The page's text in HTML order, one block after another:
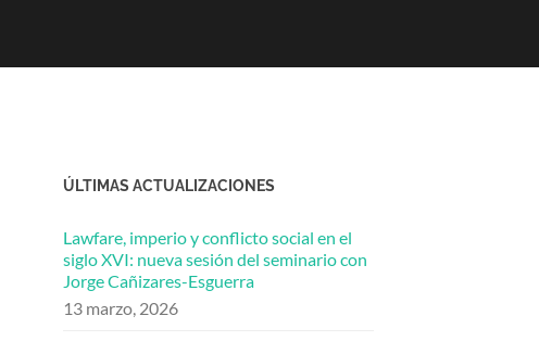
ÚLTIMAS ACTUALIZACIONES
Lawfare, imperio y conflicto social en el
siglo XVI: nueva sesión del seminario con
Jorge Cañizares-Esguerra
13 marzo, 2026